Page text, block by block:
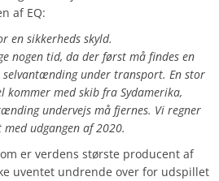
af EQ:
en sikkerheds skyld.
nogen tid, da der først må findes en
under transport. En stor
kommer med skib fra Sydamerika,
undervejs må fjernes. Vi regner
udgangen af 2020.
er verdens største producent af
uventet undrende over for udspillet